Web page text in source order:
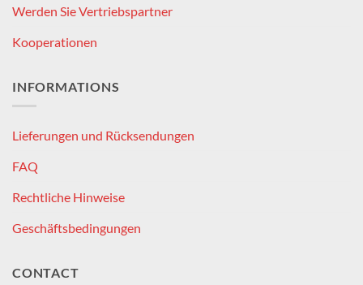
Werden Sie Vertriebspartner
Kooperationen
INFORMATIONS
Lieferungen und Rücksendungen
FAQ
Rechtliche Hinweise
Geschäftsbedingungen
CONTACT